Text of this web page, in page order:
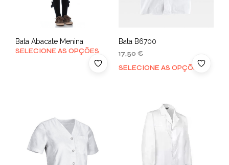
Bata Abacate Menina
SELECIONE AS OPÇÕES
Bata B6700
17,50 €
SELECIONE AS OPÇÕES